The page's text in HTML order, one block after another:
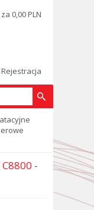
Rejestracja
0,00 PLN
-